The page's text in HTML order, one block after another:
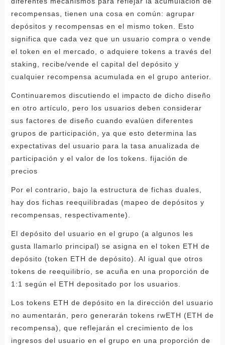
recompensas, tienen una cosa en común: agrupar
depósitos y recompensas en el mismo token. Esto
significa que cada vez que un usuario compra o vende
el token en el mercado, o adquiere tokens a través del
staking, recibe/vende el capital del depósito y
cualquier recompensa acumulada en el grupo anterior.
Continuaremos discutiendo el impacto de dicho diseño
en otro artículo, pero los usuarios deben considerar
sus factores de diseño cuando evalúen diferentes
grupos de participación, ya que esto determina las
expectativas del usuario para la tasa anualizada de
participación y el valor de los tokens. fijación de
precios
Por el contrario, bajo la estructura de fichas duales,
hay dos fichas reequilibradas (mapeo de depósitos y
recompensas, respectivamente).
El depósito del usuario en el grupo (a algunos les
gusta llamarlo principal) se asigna en el token ETH de
depósito (token ETH de depósito). Al igual que otros
tokens de reequilibrio, se acuña en una proporción de
1:1 según el ETH depositado por los usuarios.
Los tokens ETH de depósito en la dirección del usuario
no aumentarán, pero generarán tokens rwETH (ETH de
recompensa), que reflejarán el crecimiento de los
ingresos del usuario en el grupo en una proporción de